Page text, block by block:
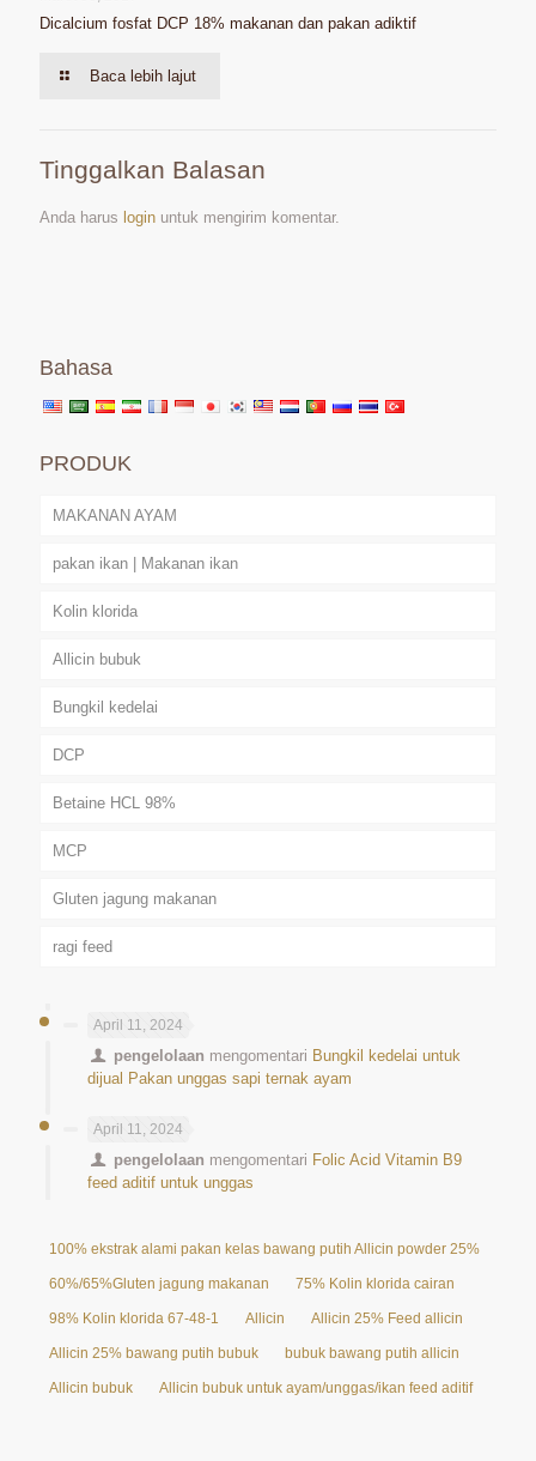
Dicalcium fosfat DCP 18% makanan dan pakan adiktif
Baca lebih lajut
Tinggalkan Balasan
Anda harus login untuk mengirim komentar.
Bahasa
PRODUK
MAKANAN AYAM
pakan ikan | Makanan ikan
Kolin klorida
Allicin bubuk
Bungkil kedelai
DCP
Betaine HCL 98%
MCP
Gluten jagung makanan
ragi feed
April 11, 2024
pengelolaan mengomentari Bungkil kedelai untuk
dijual Pakan unggas sapi ternak ayam
April 11, 2024
pengelolaan mengomentari Folic Acid Vitamin B9
feed aditif untuk unggas
100% ekstrak alami pakan kelas bawang putih Allicin powder 25%
60%/65%Gluten jagung makanan 75% Kolin klorida cairan
98% Kolin klorida 67-48-1 Allicin Allicin 25% Feed allicin
Allicin 25% bawang putih bubuk bubuk bawang putih allicin
Allicin bubuk Allicin bubuk untuk ayam/unggas/ikan feed aditif